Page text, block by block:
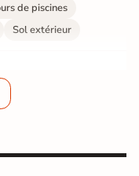
de piscines
Sol extérieur